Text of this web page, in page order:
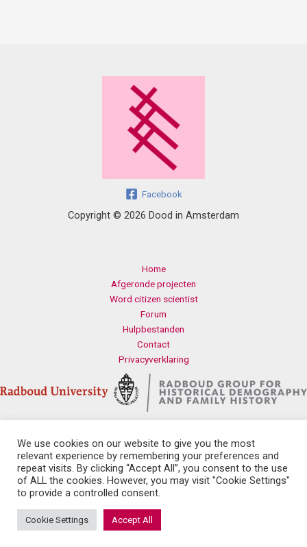
Facebook
Copyright © 2026 Dood in Amsterdam
Home
Afgeronde projecten
Word citizen scientist
Forum
Hulpbestanden
Contact
Privacyverklaring
Contact
Radboud Universiteit
Erasmusplein 1
6525 HT Nijmegen
We use cookies on our website to give you the most
relevant experience by remembering your preferences and
repeat visits. By clicking “Accept All”, you consent to the use
of ALL the cookies. However, you may visit "Cookie Settings"
to provide a controlled consent.
Cookie Settings Accept All